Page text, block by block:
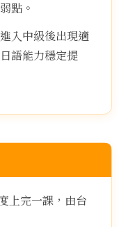
點。
入中級後出現適
語能力穩定提
上完一課，由台